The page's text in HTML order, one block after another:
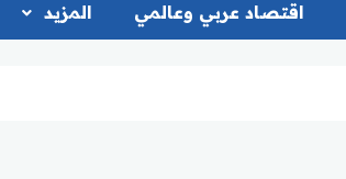
اقتصاد عربي وعالمي المزيد